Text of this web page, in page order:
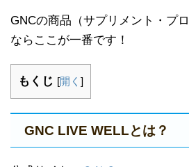
GNCの商品（サプリメント・プ
ならここが一番です！
もくじ [開く ]
GNC LIVE WELLとは？